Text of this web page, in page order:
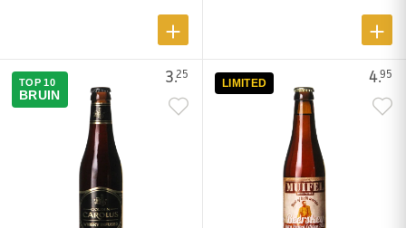
3.25
TOP 10
BRUIN
4.95
LIMITED